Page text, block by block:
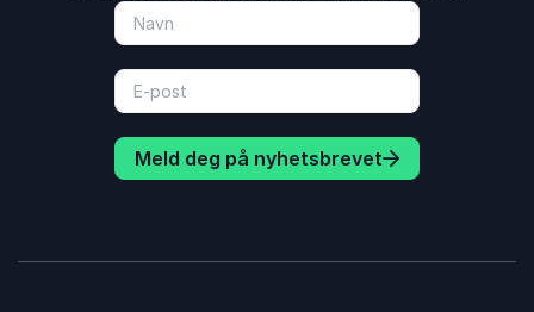
Meld deg på nyhetsbrevet